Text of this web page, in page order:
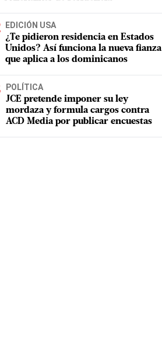
EDICIÓN USA
¿Te pidieron residencia en Estados
Unidos? Así funciona la nueva fianza
que aplica a los dominicanos
POLÍTICA
JCE pretende imponer su ley
mordaza y formula cargos contra
ACD Media por publicar encuestas